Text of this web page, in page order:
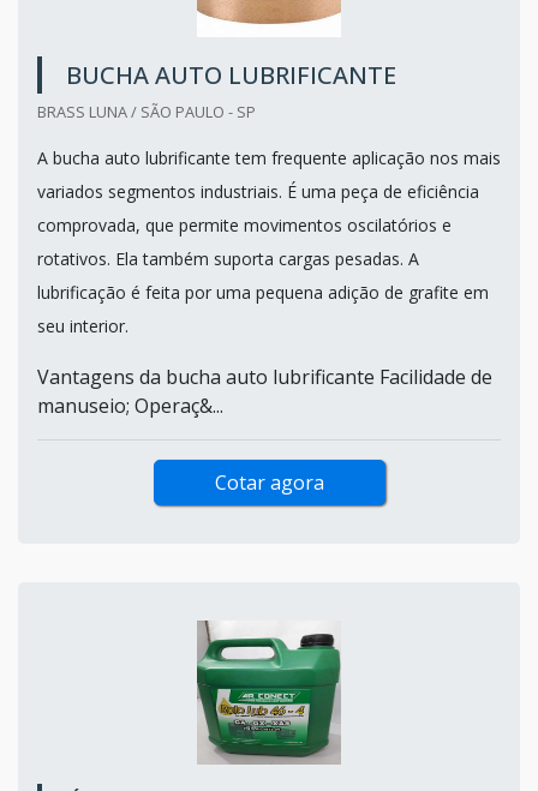
BUCHA AUTO LUBRIFICANTE
BRASS LUNA / SÃO PAULO - SP
A bucha auto lubrificante tem frequente aplicação nos mais
variados segmentos industriais. É uma peça de eficiência
comprovada, que permite movimentos oscilatórios e
rotativos. Ela também suporta cargas pesadas. A
lubrificação é feita por uma pequena adição de grafite em
seu interior.
Vantagens da bucha auto lubrificante Facilidade de
manuseio; Operaç&...
Cotar agora